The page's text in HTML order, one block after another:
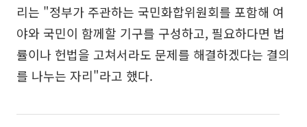
리는 "정부가 주관하는 국민화합위원회를 포함해 여
야와 국민이 함께할 기구를 구성하고, 필요하다면 법
률이나 헌법을 고쳐서라도 문제를 해결하겠다는 결의
를 나누는 자리"라고 했다.